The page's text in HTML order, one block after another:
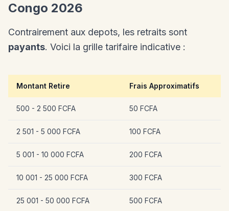
Congo 2026
Contrairement aux depots, les retraits sont
payants. Voici la grille tarifaire indicative :
Montant Retire Frais Approximatifs
500 - 2 500 FCFA 50 FCFA
2 501 - 5 000 FCFA 100 FCFA
5 001 - 10 000 FCFA 200 FCFA
10 001 - 25 000 FCFA 300 FCFA
25 001 - 50 000 FCFA 500 FCFA